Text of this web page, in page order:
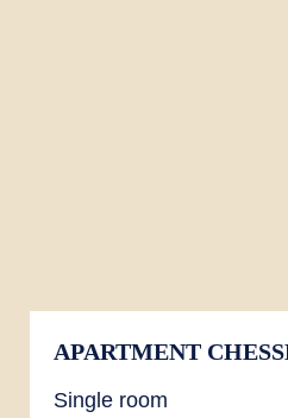
APARTMENT
Single room